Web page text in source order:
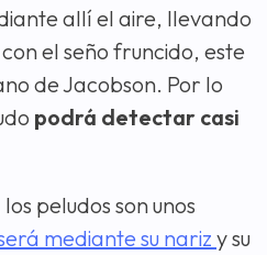
allí el aire, llevando
el seño fruncido, este
de Jacobson. Por lo
podrá detectar casi
peludos son unos
mediante su nariz y su